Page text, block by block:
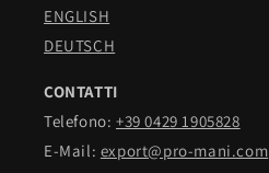
ENGLISH
DEUTSCH
CONTATTI
Telefono: +39 0429 1905828
E-Mail: export@pro-mani.com